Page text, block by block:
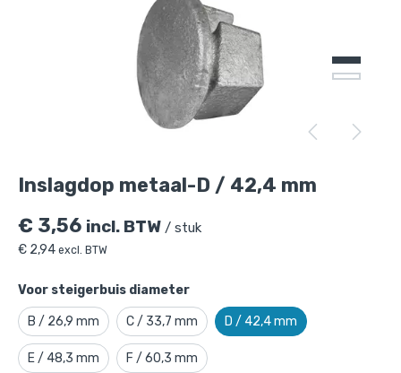
Inslagdop metaal-D / 42,4 mm
€ 3,56 incl. BTW / stuk
€ 2,94 excl. BTW
Voor steigerbuis diameter
B / 26,9 mm C / 33,7 mm D / 42,4 mm
E / 48,3 mm F / 60,3 mm
Inslagdop metaal-D / 42,4 mm
Inslagdop metaal-D / 42,4 mm
Gekozen aantal: x1